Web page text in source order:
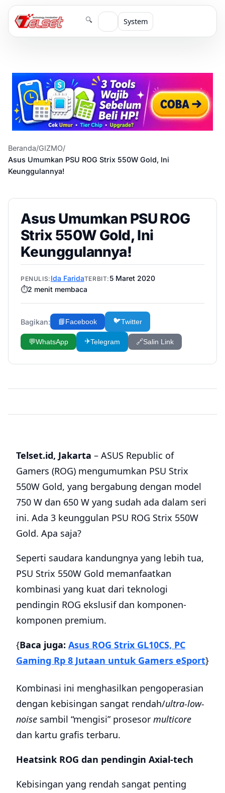
🔍 System
Beranda/GIZMO/
Asus Umumkan PSU ROG Strix 550W Gold, Ini
Keunggulannya!
Asus Umumkan PSU ROG
Strix 550W Gold, Ini
Keunggulannya!
PENULIS: Ida FaridaTERBIT:5 Maret 2020
⏱️2 menit membaca
Bagikan: 📘Facebook 🐦Twitter
💬WhatsApp ✈️Telegram 🔗Salin Link
Telset.id, Jakarta – ASUS Republic of
Gamers (ROG) mengumumkan PSU Strix
550W Gold, yang bergabung dengan model
750 W dan 650 W yang sudah ada dalam seri
ini. Ada 3 keunggulan PSU ROG Strix 550W
Gold. Apa saja?
Seperti saudara kandungnya yang lebih tua,
PSU Strix 550W Gold memanfaatkan
kombinasi yang kuat dari teknologi
pendingin ROG ekslusif dan komponen-
komponen premium.
{Baca juga: Asus ROG Strix GL10CS, PC
Gaming Rp 8 Jutaan untuk Gamers eSport}
Kombinasi ini menghasilkan pengoperasian
dengan kebisingan sangat rendah/ultra-low-
noise sambil “mengisi” prosesor multicore
dan kartu grafis terbaru.
Heatsink ROG dan pendingin Axial-tech
Kebisingan yang rendah sangat penting